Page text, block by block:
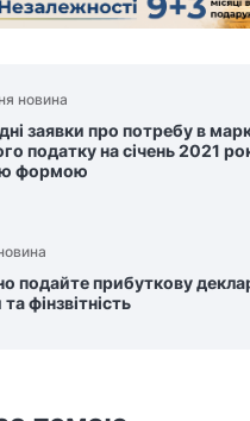
новина
заявки про потребу в
податку на січень 2021
формою
подайте прибуткову
фінзвітність